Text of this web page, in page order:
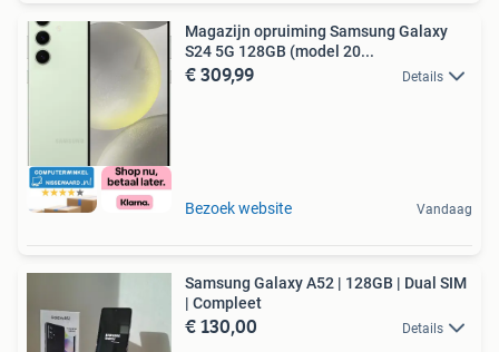
Magazijn opruiming Samsung Galaxy
S24 5G 128GB (model 20...
€ 309,99 Details
Bezoek website Vandaag
Samsung Galaxy A52 | 128GB | Dual SIM
| Compleet
€ 130,00 Details